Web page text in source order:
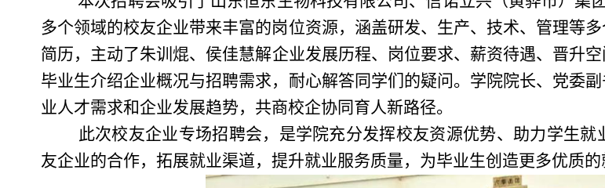
多个领域的校友企业带来丰富的岗位资源，涵盖研发、生产、技术、管理等
简历，主动了朱训焜、侯佳慧解企业发展历程、岗位要求、薪资待遇、晋升
毕业生介绍企业概况与招聘需求，耐心解答同学们的疑问。学院院长、党委
业人才需求和企业发展趋势，共商校企协同育人新路径。
此次校友企业专场招聘会，是学院充分发挥校友资源优势、助力学生
友企业的合作，拓展就业渠道，提升就业服务质量，为毕业生创造更多优质